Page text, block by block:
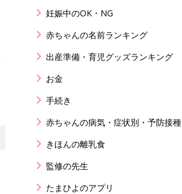
妊娠中のOK・NG
赤ちゃんの名前ランキング
出産準備・育児グッズランキング
お金
手続き
赤ちゃんの病気・症状別・予防接種
きほんの離乳食
監修の先生
たまひよのアプリ